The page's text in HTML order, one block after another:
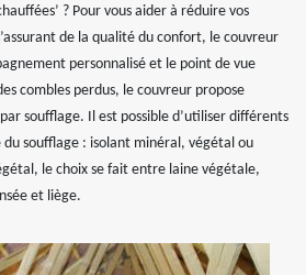
? Pour vous aider à réduire vos
de la qualité du confort, le couvreur
personnalisé et le point de vue
combles perdus, le couvreur propose
soufflage. Il est possible d’utiliser différents
soufflage : isolant minéral, végétal ou
le choix se fait entre laine végétale,
et liège.